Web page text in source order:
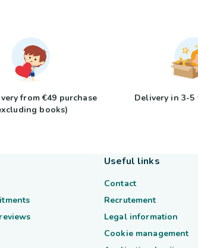
from €49 purchase
books)
Delivery in 3-
Useful links
Contact
Recrutement
Legal information
Cookie management